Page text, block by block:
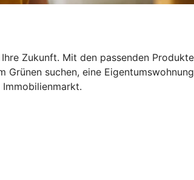
Zukunft. Mit den passenden
suchen, eine